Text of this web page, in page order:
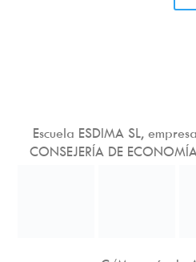
Escuela ESDIMA SL,
CONSEJERÍA DE